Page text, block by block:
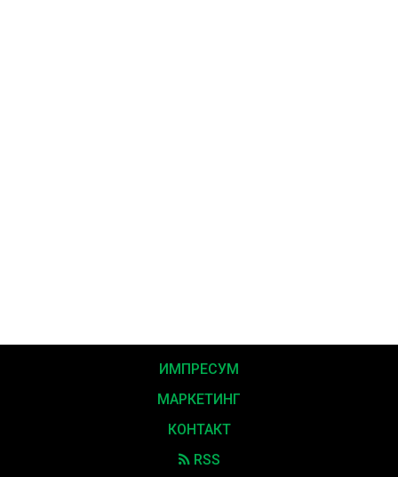
ИМПРЕСУМ
МАРКЕТИНГ
КОНТАКТ
RSS